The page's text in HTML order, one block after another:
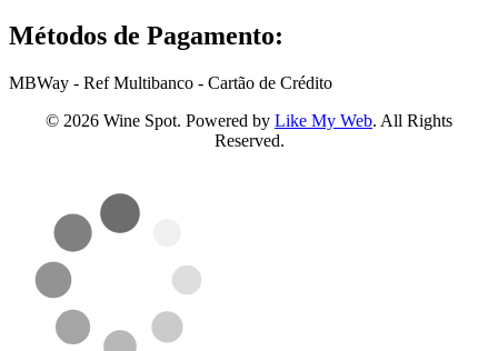
Métodos de Pagamento:
MBWay - Ref Multibanco - Cartão de Crédito
© 2026 Wine Spot. Powered by Like My Web. All Rights
Reserved.